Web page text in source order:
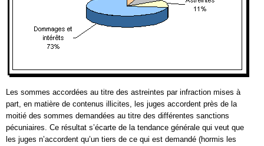
Les sommes accordées au titre des astreintes par infraction mises à
part, en matière de contenus illicites, les juges accordent près de la
moitié des sommes demandées au titre des différentes sanctions
pécuniaires. Ce résultat s’écarte de la tendance générale qui veut que
les juges n’accordent qu’un tiers de ce qui est demandé (hormis les